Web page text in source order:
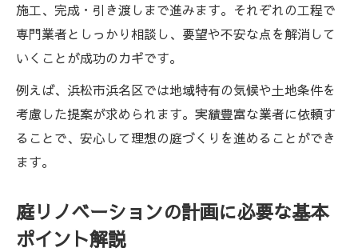
施工、完成・引き渡しまで進みます。それぞれの工程で
専門業者としっかり相談し、要望や不安な点を解消して
いくことが成功のカギです。
例えば、浜松市浜名区では地域特有の気候や土地条件を
考慮した提案が求められます。実績豊富な業者に依頼す
ることで、安心して理想の庭づくりを進めることができ
ます。
庭リノベーションの計画に必要な基本
ポイント解説